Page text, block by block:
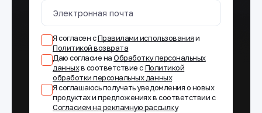
Я согласен сПравилами использованияи
Политикой возврата
Даю согласие наОбработку персональных
данныхв соответствие сПолитикой
обработки персональных данных
Я соглашаюсь получать уведомления о новых
продуктах и предложениях в соответствии с
Согласием на рекламную рассылку